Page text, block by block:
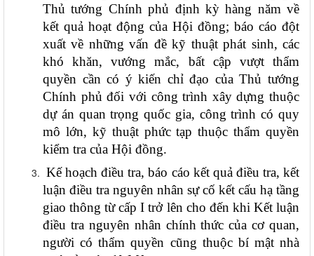
Thủ tướng Chính phủ định kỳ hàng năm về
kết quả hoạt động của Hội đồng; báo cáo đột
xuất về những vấn đề kỹ thuật phát sinh, các
khó khăn, vướng mắc, bất cập vượt thẩm
quyền cần có ý kiến chỉ đạo của Thủ tướng
Chính phủ đối với công trình xây dựng thuộc
dự án quan trọng quốc gia, công trình có quy
mô lớn, kỹ thuật phức tạp thuộc thẩm quyền
kiểm tra của Hội đồng.
Kế hoạch điều tra, báo cáo kết quả điều tra, kết
luận điều tra nguyên nhân sự cố kết cấu hạ tầng
giao thông từ cấp I trở lên cho đến khi Kết luận
điều tra nguyên nhân chính thức của cơ quan,
người có thẩm quyền cũng thuộc bí mật nhà